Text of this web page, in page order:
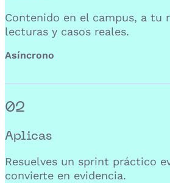
Contenido en el campus, a tu
lecturas y casos reales.
Asíncrono
02
Aplicas
Resuelves un sprint práctico
convierte en evidencia.